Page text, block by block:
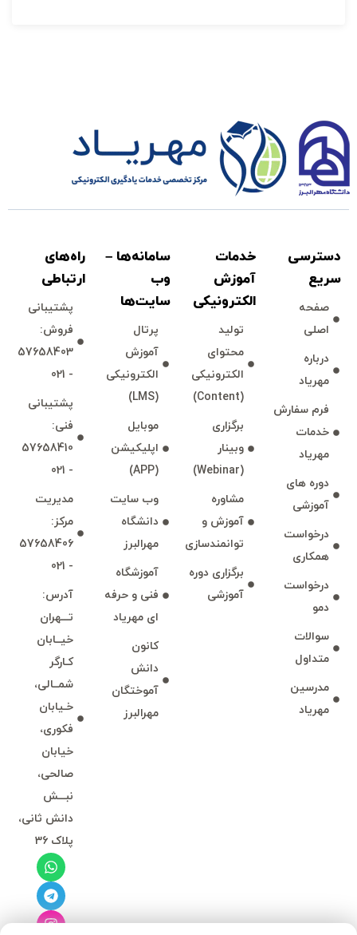
دسترسی
سريع
صفحه
اصلی
درباره
مهرياد
فرم سفارش
خدمات
مهرياد
دوره های
آموزشی
درخواست
همكاری
درخواست
دمو
سوالات
متداول
مدرسين
مهرياد
خدمات
آموزش
الكترونیكی
توليد
محتوای
الكترونیكی
(Content)
برگزاری
وبينار
(Webinar)
مشاوره
آموزش و
توانمند‌‌سازی
برگزاری دوره
آموزشی
سامانه‌ها –
وب
سايت‌ها
پرتال
آموزش
الكترونیكی
(LMS)
موبايل
اپليكيشن
(APP)
وب سايت
دانشگاه
مهرالبرز
آموزشگاه
فنی و حرفه
ای مهرياد
كانون
دانش
آموختگان
مهرالبرز
راه‌های
ارتباطی
پشتيبانی
فروش:
57658403
- 021
پشتيبانی
فنی:
57658410
- 021
مديريت
مركز:
57658406
- 021
آدرس:
تـــهران
خيــابان
كـارگر
شمــالی،
خـيابان
فكوری،
خيابان
صالحی،
نبـــش
دانش ثانی،
پلاک 36